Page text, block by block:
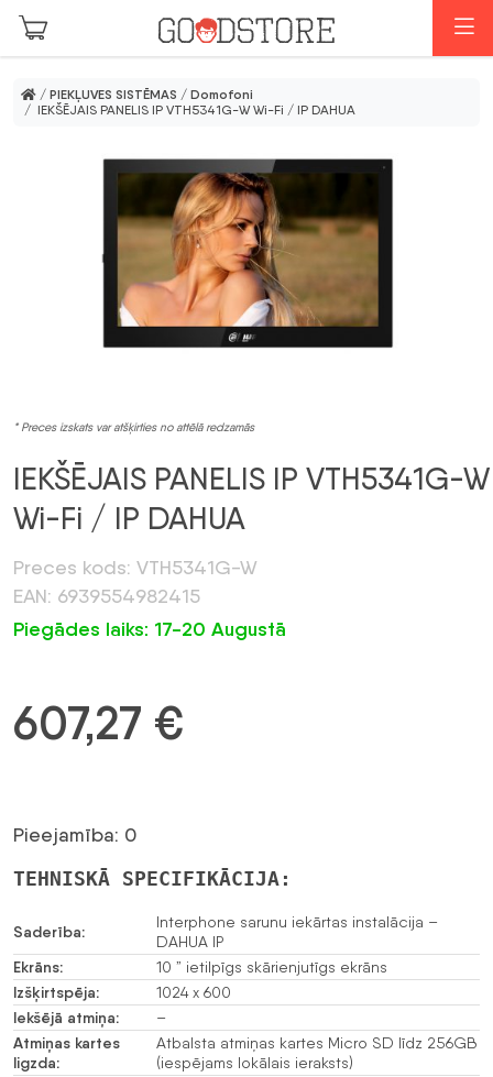
Skip to main content
/ PIEKĻUVES SISTĒMAS / Domofoni
/ IEKŠĒJAIS PANELIS IP VTH5341G-W Wi-Fi / IP DAHUA
* Preces izskats var atšķirties no attēlā redzamās
IEKŠĒJAIS PANELIS IP VTH5341G-W
Wi-Fi / IP DAHUA
Preces kods: VTH5341G-W
EAN: 6939554982415
Piegādes laiks: 17-20 Augustā
607,27 €
Pieejamība: 0
TEHNISKĀ SPECIFIKĀCIJA:
Saderība:
Interphone sarunu iekārtas instalācija –
DAHUA IP
Ekrāns: 10 ” ietilpīgs skārienjutīgs ekrāns
Izšķirtspēja: 1024 x 600
Iekšējā atmiņa: –
Atmiņas kartes
ligzda:
Atbalsta atmiņas kartes Micro SD līdz 256GB
(iespējams lokālais ieraksts)